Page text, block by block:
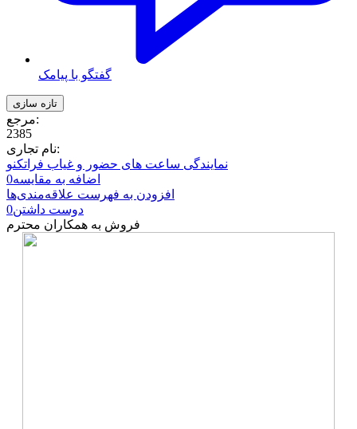
گفتگو با پیامک
مرجع:
2385
نام تجاری:
نمایندگی ساعت های حضور و غیاب فراتکنو
اضافه به مقایسه0
افزودن به فهرست علاقه‌مندی‌ها
دوست داشتن0
فروش به همکاران محترم